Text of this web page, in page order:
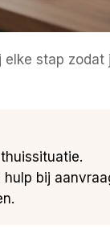
elke stap
bij